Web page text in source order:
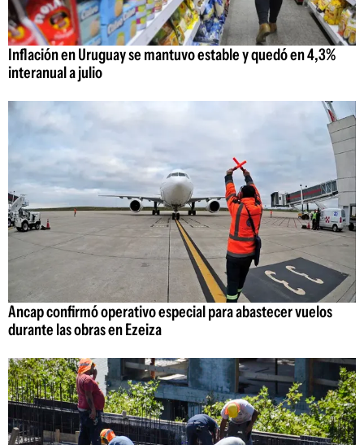
Inflación en Uruguay se mantuvo estable y quedó en 4,3%
interanual a julio
Ancap confirmó operativo especial para abastecer vuelos
durante las obras en Ezeiza